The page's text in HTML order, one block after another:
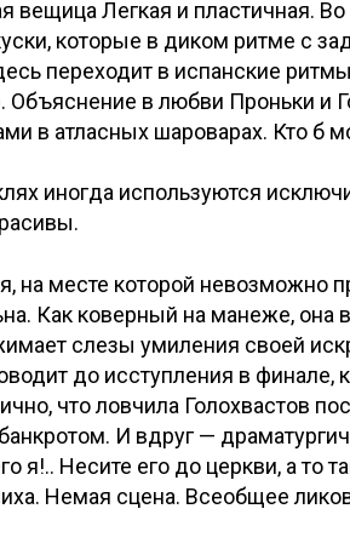
Легкая и пластичная. Во
которые в диком ритме с
переходит в испанские
Объяснение в любви Проньки и
в атласных шароварах. Кто б
иногда используются
на месте которой невозможно
Как коверный на манеже, она
слезы умиления своей
до исступления в финале,
что ловчила Голохвастов
И вдруг —
я!.. Несите его до церкви, а то
Немая сцена. Всеобщее